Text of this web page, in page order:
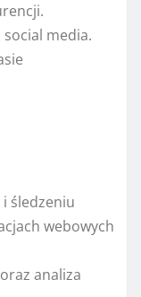
social media.
śledzeniu
webowych
analiza